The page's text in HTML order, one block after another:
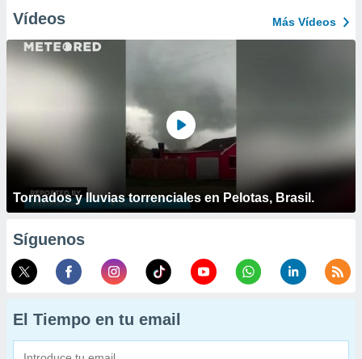
Vídeos Más Vídeos
Tornados y lluvias torrenciales en Pelotas, Brasil.
Síguenos
El Tiempo en tu email